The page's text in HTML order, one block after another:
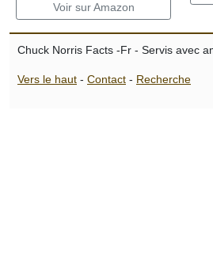
Voir sur Amazon
Chuck Norris Facts -Fr - Servis avec
Vers le haut - Contact - Recherche